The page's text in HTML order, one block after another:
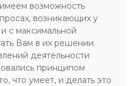
возможность
возникающих у
с максимальной
Вам в их решении.
деятельности
принципом
что умеет, и делать это